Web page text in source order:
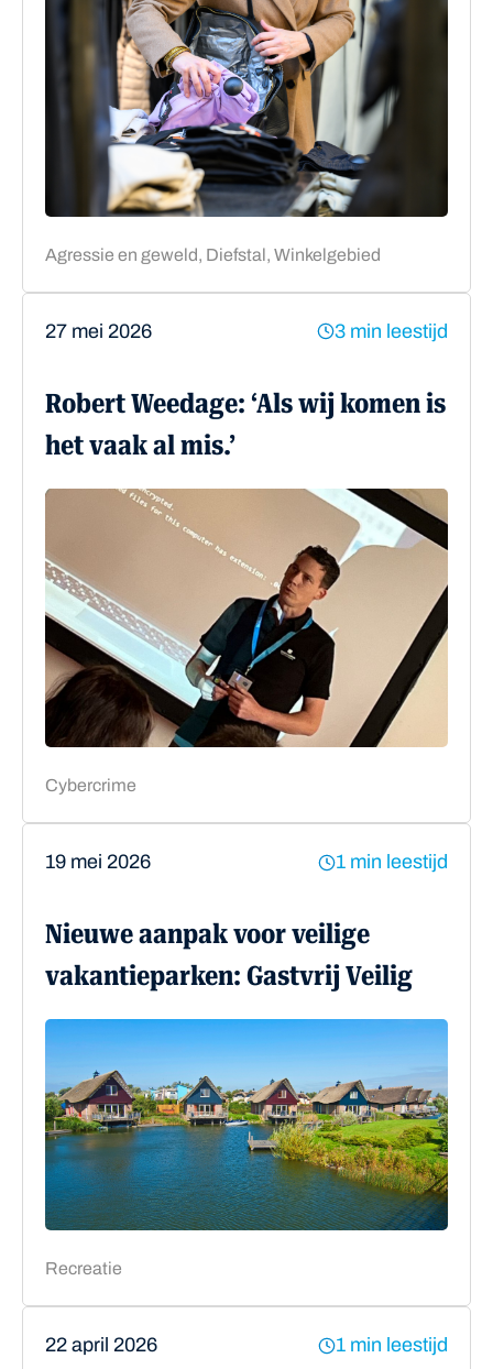
Agressie en geweld, Diefstal, Winkelgebied
27 mei 2026 3 min leestijd
Robert Weedage: ‘Als wij komen is
het vaak al mis.’
Cybercrime
19 mei 2026 1 min leestijd
Nieuwe aanpak voor veilige
vakantieparken: Gastvrij Veilig
Recreatie
22 april 2026 1 min leestijd